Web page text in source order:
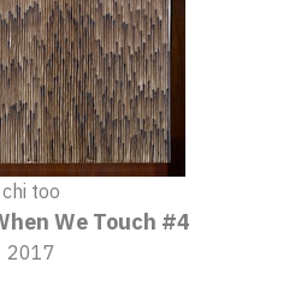
chi too
We Touch #4
2017